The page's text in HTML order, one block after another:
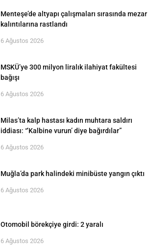
Menteşe’de altyapı çalışmaları sırasında mezar
kalıntılarına rastlandı
6 Ağustos 2026
MSKÜ’ye 300 milyon liralık ilahiyat fakültesi
bağışı
6 Ağustos 2026
Milas’ta kalp hastası kadın muhtara saldırı
iddiası: “’Kalbine vurun’ diye bağırdılar”
6 Ağustos 2026
Muğla’da park halindeki minibüste yangın çıktı
6 Ağustos 2026
Otomobil börekçiye girdi: 2 yaralı
6 Ağustos 2026